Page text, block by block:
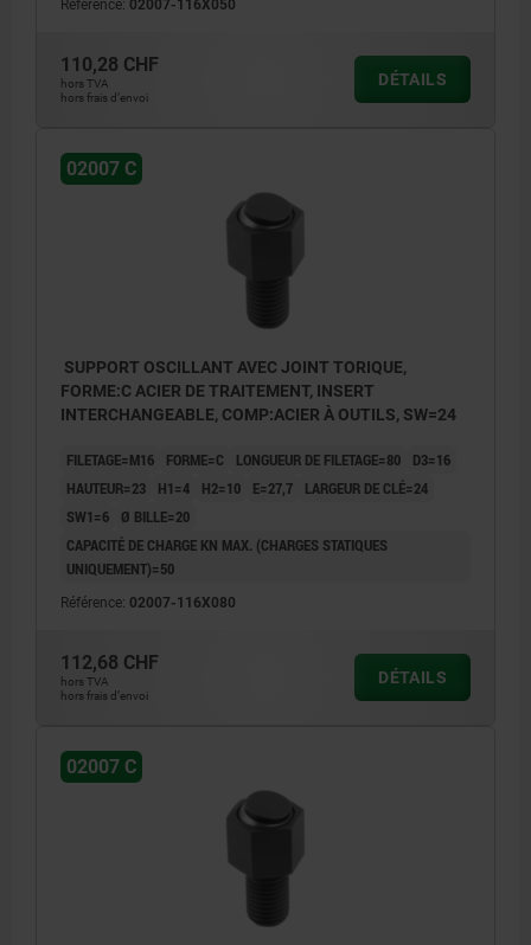
Référence: 02007-116X050
110,28 CHF
hors TVA
hors frais d’envoi
DÉTAILS
02007 C
SUPPORT OSCILLANT AVEC JOINT TORIQUE,
FORME:C ACIER DE TRAITEMENT, INSERT
INTERCHANGEABLE, COMP:ACIER À OUTILS, SW=24
FILETAGE=M16 FORME=C LONGUEUR DE FILETAGE=80
D3=16
HAUTEUR=23
H1=4 H2=10 E=27,7
LARGEUR DE CLÉ=24
SW1=6
Ø BILLE=20
CAPACITÉ DE CHARGE KN MAX. (CHARGES STATIQUES
UNIQUEMENT)=50
Référence: 02007-116X080
112,68 CHF
hors TVA
hors frais d’envoi
DÉTAILS
02007 C